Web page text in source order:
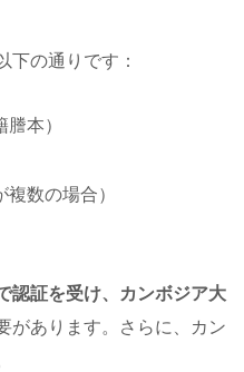
下の通りです：
本）
数の場合）
認証を受け、カンボジア大
があります。さらに、カン